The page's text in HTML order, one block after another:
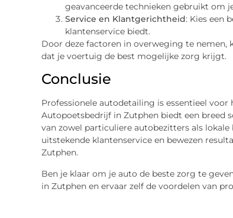
geavanceerde technieken gebruikt om
Service en Klantgerichtheid: Kies een
klantenservice biedt.
Door deze factoren in overweging te nemen,
dat je voertuig de best mogelijke zorg krijgt.
Conclusie
Professionele autodetailing is essentieel
Autopoetsbedrijf in Zutphen biedt een breed
van zowel particuliere autobezitters als
uitstekende klantenservice en bewezen
Zutphen.
Ben je klaar om je auto de beste zorg te
in Zutphen en ervaar zelf de voordelen van